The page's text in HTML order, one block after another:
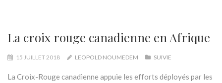
La croix rouge canadienne en Afrique
15 JUILLET 2018 LEOPOLD NOUMEDEM SUIVIE
La Croix-Rouge canadienne appuie les efforts déployés par les